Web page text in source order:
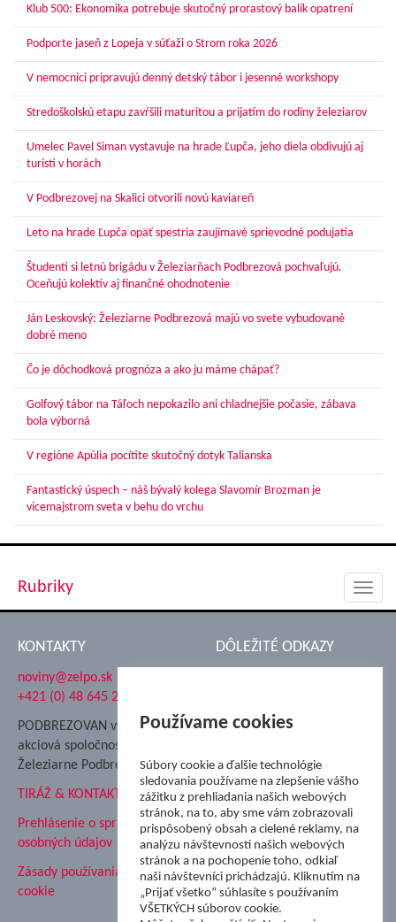
Klub 500: Ekonomika potrebuje skutočný prorastový balík opatrení
Podporte jaseň z Lopeja v súťaži o Strom roka 2026
V nemocnici pripravujú denný detský tábor i jesenné workshopy
Stredoškolskú etapu zavŕšili maturitou a prijatím do rodiny železiarov
Umelec Pavel Siman vystavuje na hrade Ľupča, jeho diela obdivujú aj
turisti v horách
V Podbrezovej na Skalici otvorili novú kaviareň
Leto na hrade Ľupča opäť spestria zaujímavé sprievodné podujatia
Študenti si letnú brigádu v Železiarňach Podbrezová pochvaľujú.
Oceňujú kolektív aj finančné ohodnotenie
Ján Leskovský: Železiarne Podbrezová majú vo svete vybudované
dobré meno
Čo je dôchodková prognóza a ako ju máme chápať?
Golfový tábor na Táľoch nepokazilo ani chladnejšie počasie, zábava
bola výborná
V regióne Apúlia pocítite skutočný dotyk Talianska
Fantastický úspech – náš bývalý kolega Slavomír Brozman je
vicemajstrom sveta v behu do vrchu
Rubriky
KONTAKTY
noviny@zelpo.sk
+421 (0) 48 645 2711
PODBREZOVAN vydáva
akciová spoločnosť
Železiarne Podbrezová
TIRÁŽ & KONTAKT
Prehlásenie o spracovaní
osobných údajov
Zásady používania súborov
cookie
DÔLEŽITÉ ODKAZY
Nadácia Železiarne
ŽP Informatika s.r.o.
ŠK Železiarne Podbrezová
Tále a.s.
Používame cookies
Súbory cookie a ďalšie technológie
sledovania používame na zlepšenie vášho
zážitku z prehliadania našich webových
stránok, na to, aby sme vám zobrazovali
prispôsobený obsah a cielené reklamy, na
analýzu návštevnosti našich webových
stránok a na pochopenie toho, odkiaľ
naši návštevníci prichádzajú. Kliknutím na
„Prijať všetko” súhlasíte s používaním
VŠETKÝCH súborov cookie.